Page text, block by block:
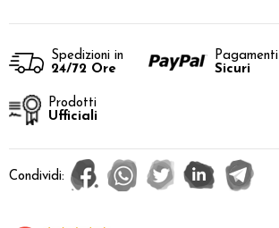
Spedizioni in
24/72 Ore
Pagamenti
Sicuri
Prodotti
Ufficiali
Condividi: